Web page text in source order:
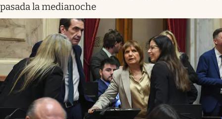
pasada la medianoche